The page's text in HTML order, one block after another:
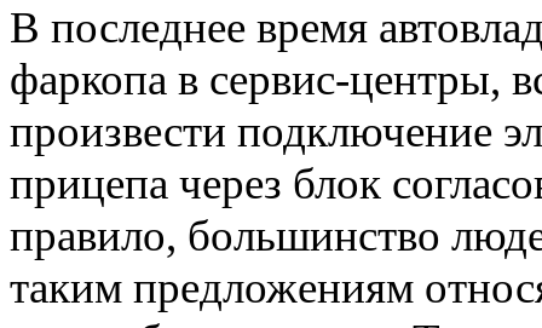
В последнее время
фаркопа в сервис-центры,
произвести подключение
прицепа через блок
правило, большинство
таким предложениям